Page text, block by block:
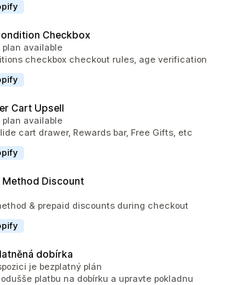
Checkbox
178
plan available
checkbox checkout rules, age verification
Cart Upsell
519
plan available
cart drawer, Rewards bar, Free Gifts, etc
Method Discount
66
& prepaid discounts during checkout
dobírka
103
je bezplatný plán
platbu na dobírku a upravte pokladnu